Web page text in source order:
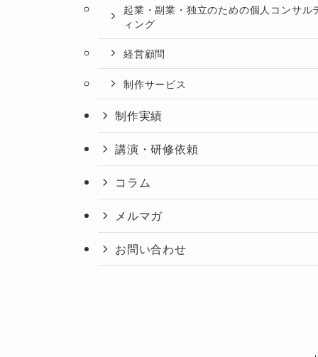
起業・副業・独立のための個人コンサル
ィング
経営顧問
制作サービス
制作実績
講演・研修依頼
コラム
メルマガ
お問い合わせ